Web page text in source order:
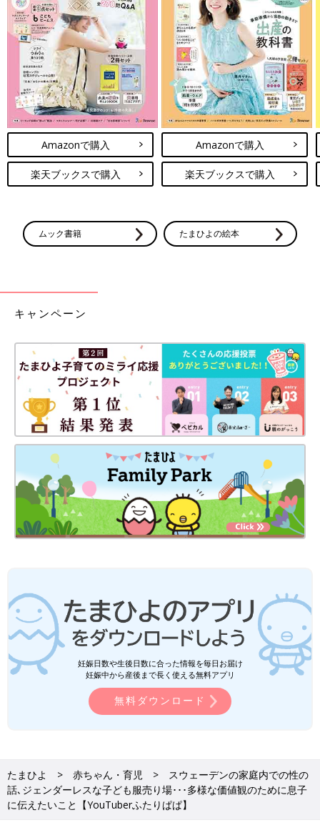
Amazonで購入
楽天ブックスで購入
Amazonで購入
楽天ブックスで購入
ムック書籍 たまひよの絵本
キャンペーン
妊娠日数や生後日数に合った情報を毎日お届け
妊娠中から産後まで長く使える無料アプリ
無料ダウンロード
たまひよ 赤ちゃん・育児
スウェーデンの家庭内での性の
話､ジェンダーレスな子ども服売り場･･･多様な価値観のために息子
に伝えたいこと【YouTuberふたりぱぱ】